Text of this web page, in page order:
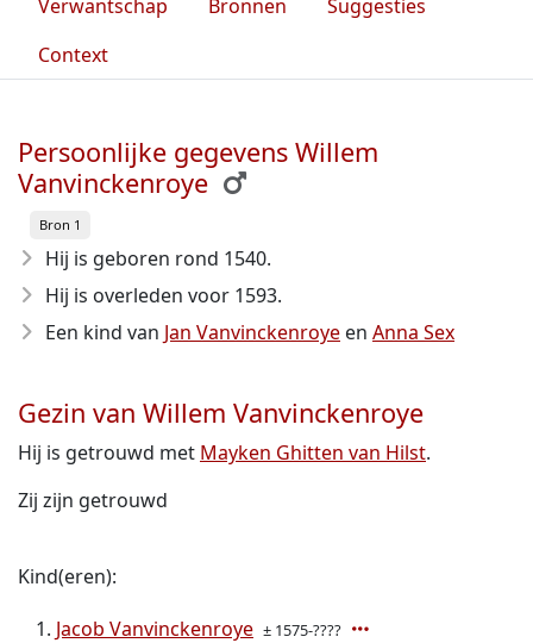
Verwantschap
Bronnen
Suggesties
Context
Persoonlijke gegevens Willem
Vanvinckenroye
Bron 1
Hij is geboren rond 1540.
Hij is overleden voor 1593.
Een kind van Jan Vanvinckenroye en Anna Sex
Gezin van Willem Vanvinckenroye
Hij is getrouwd met Mayken Ghitten van Hilst.
Zij zijn getrouwd
Kind(eren):
Jacob Vanvinckenroye ± 1575-????